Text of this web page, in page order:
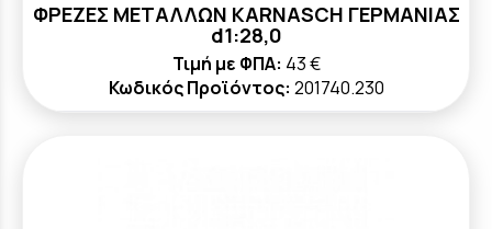
ΦΡΕΖΕΣ ΜΕΤΑΛΛΩΝ KARNASCH ΓΕΡΜΑΝΙΑΣ
d1:28,0
Τιμή με ΦΠΑ: 43 €
Κωδικός Προϊόντος: 201740.230